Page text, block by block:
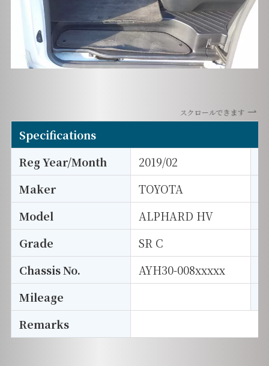
スクロールできます
Specifications
Reg Year/Month
2019/02
Maker
TOYOTA
Model
ALPHARD HV
Grade
SR C
Chassis No.
AYH30-008xxxxx
Mileage
Remarks